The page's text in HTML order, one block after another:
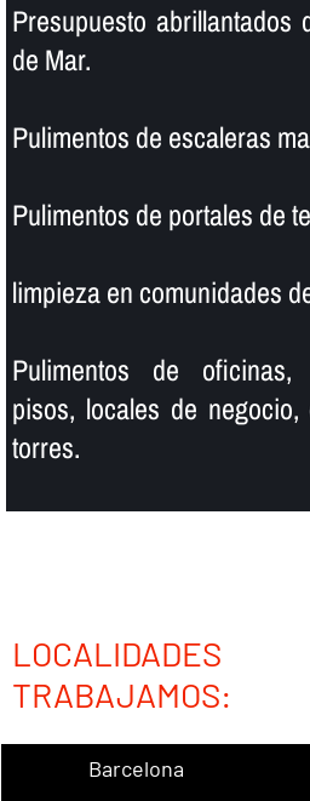
Presupuesto
de Mar.
Pulimentos de escaleras
Pulimentos de portales de
limpieza en comunidades
Pulimentos de oficinas,
pisos, locales de
torres.
TRABAJAMOS:
Barcelona